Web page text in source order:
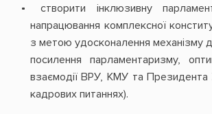
створити інклюзивну
напрацювання комплексної
з метою удосконалення механізму
посилення парламентаризму,
взаємодії ВРУ, КМУ та Президента
кадрових питаннях).